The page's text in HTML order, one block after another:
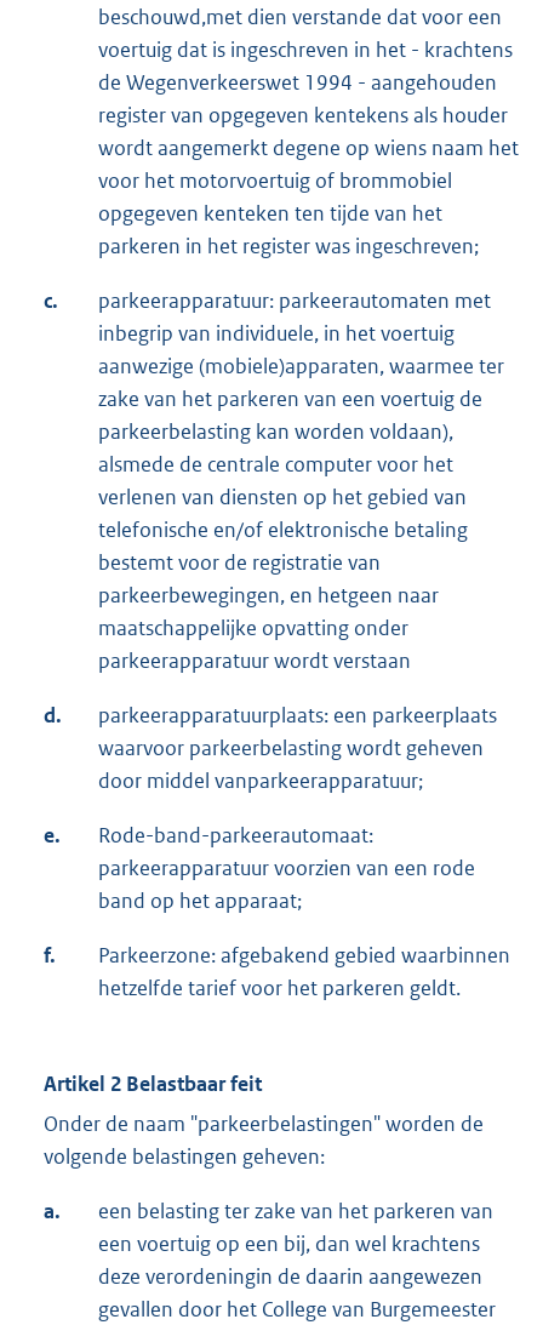
beschouwd,met dien verstande dat voor een
voertuig dat is ingeschreven in het - krachtens
de Wegenverkeerswet 1994 - aangehouden
register van opgegeven kentekens als houder
wordt aangemerkt degene op wiens naam het
voor het motorvoertuig of brommobiel
opgegeven kenteken ten tijde van het
parkeren in het register was ingeschreven;
c.
parkeerapparatuur: parkeerautomaten met
inbegrip van individuele, in het voertuig
aanwezige (mobiele)apparaten, waarmee ter
zake van het parkeren van een voertuig de
parkeerbelasting kan worden voldaan),
alsmede de centrale computer voor het
verlenen van diensten op het gebied van
telefonische en/of elektronische betaling
bestemt voor de registratie van
parkeerbewegingen, en hetgeen naar
maatschappelijke opvatting onder
parkeerapparatuur wordt verstaan
d.
parkeerapparatuurplaats: een parkeerplaats
waarvoor parkeerbelasting wordt geheven
door middel vanparkeerapparatuur;
e.
Rode-band-parkeerautomaat:
parkeerapparatuur voorzien van een rode
band op het apparaat;
f.
Parkeerzone: afgebakend gebied waarbinnen
hetzelfde tarief voor het parkeren geldt.
Artikel 2 Belastbaar feit
Onder de naam "parkeerbelastingen" worden de
volgende belastingen geheven:
a.
een belasting ter zake van het parkeren van
een voertuig op een bij, dan wel krachtens
deze verordeningin de daarin aangewezen
gevallen door het College van Burgemeester